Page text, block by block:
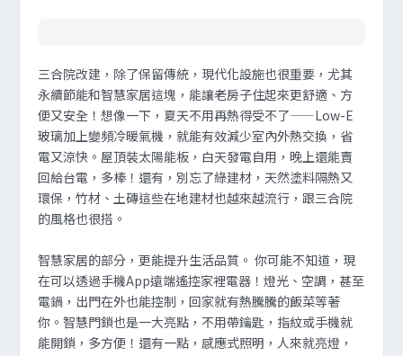
三合院改建，除了保留傳統，現代化設施也很重要，尤其
永續節能和智慧家居這塊，能讓老房子住起來更舒適、方
便又安全！想像一下，夏天不用再熱得受不了——Low-E
玻璃加上變頻冷暖氣機，就能有效減少室內外熱交換，省
電又涼快。屋頂裝太陽能板，白天發電自用，晚上還能賣
回給台電，多棒！還有，別忘了綠建材，天然塗料隔熱又
環保，竹材、土磚這些在地建材也越來越流行，跟三合院
的風格也很搭。
智慧家居的部分，更能提升生活品質。 你可能不知道，現
在可以透過手機App遠端遙控家裡電器！燈光、空調，甚至
電鍋，出門在外也能控制，回家就有熱騰騰的飯菜等著
你。智慧門鎖也是一大亮點，不用帶鑰匙，指紋或手機就
能開鎖，多方便！還有一點，感應式照明，人來就亮燈，